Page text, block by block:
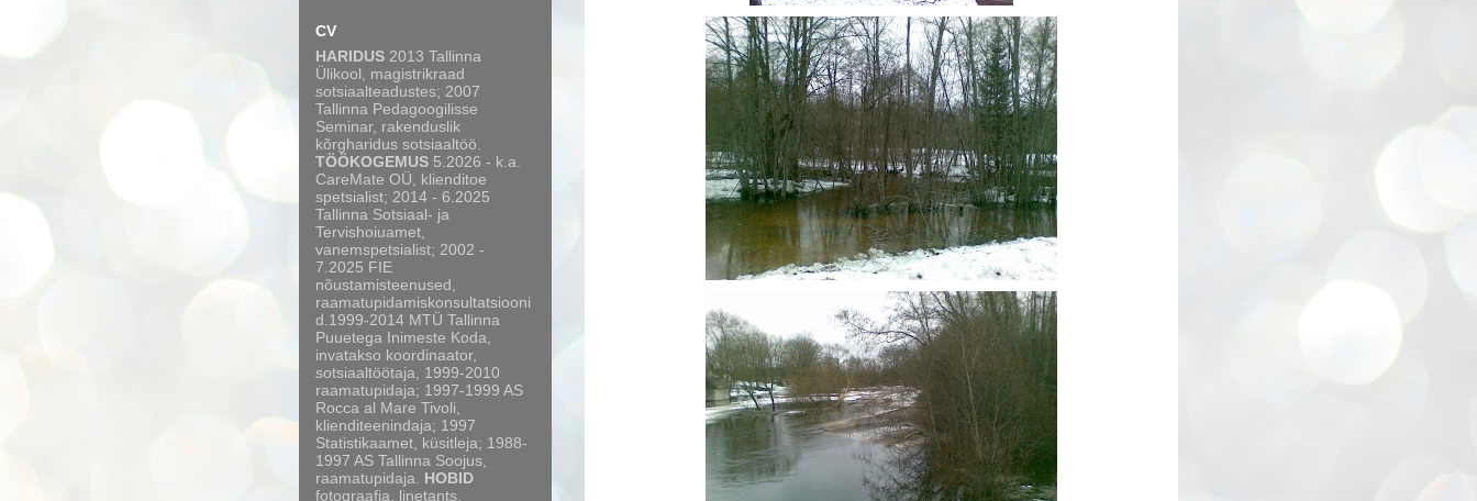
CV
HARIDUS 2013 Tallinna
Ülikool, magistrikraad
sotsiaalteadustes; 2007
Tallinna Pedagoogilisse
Seminar, rakenduslik
kõrgharidus sotsiaaltöö.
TÖÖKOGEMUS 5.2026 - k.a.
CareMate OÜ, klienditoe
spetsialist; 2014 - 6.2025
Tallinna Sotsiaal- ja
Tervishoiuamet,
vanemspetsialist; 2002 -
7.2025 FIE
nõustamisteenused,
raamatupidamiskonsultatsiooni
d.1999-2014 MTÜ Tallinna
Puuetega Inimeste Koda,
invatakso koordinaator,
sotsiaaltöötaja, 1999-2010
raamatupidaja; 1997-1999 AS
Rocca al Mare Tivoli,
klienditeenindaja; 1997
Statistikaamet, küsitleja; 1988-
1997 AS Tallinna Soojus,
raamatupidaja. HOBID
fotograafia, linetants,